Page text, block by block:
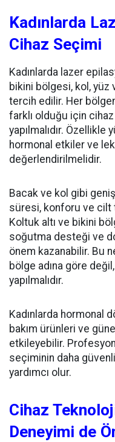
Kadınlarda
Cihaz Seçimi
Kadınlarda lazer
bikini bölgesi, kol,
tercih edilir. Her
farklı olduğu için
yapılmalıdır.
hormonal etkiler ve
değerlendirilmelidir.
Bacak ve kol gibi
süresi, konforu ve cilt
Koltuk altı ve bikini
soğutma desteği ve
önem kazanabilir. Bu
bölge adına göre
yapılmalıdır.
Kadınlarda hormonal
bakım ürünleri ve
etkileyebilir.
seçiminin daha
yardımcı olur.
Cihaz
Deneyimi de